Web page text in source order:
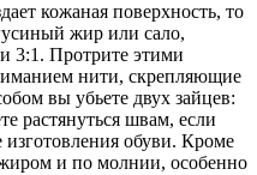
кожаная поверхность, то
жир или сало,
3:1. Протрите этими
нити, скрепляющие
вы убьете двух зайцев:
растянуться швам, если
обуви. Кроме
и по молнии, особенно